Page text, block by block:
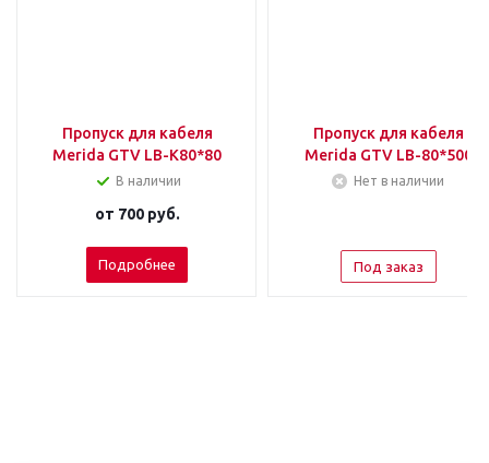
Пропуск для кабеля
Merida GTV LB-K80*80
В наличии
от 700 руб.
Подробнее
Пропуск для кабеля
Merida GTV LB-80*500
Нет в наличии
Под заказ